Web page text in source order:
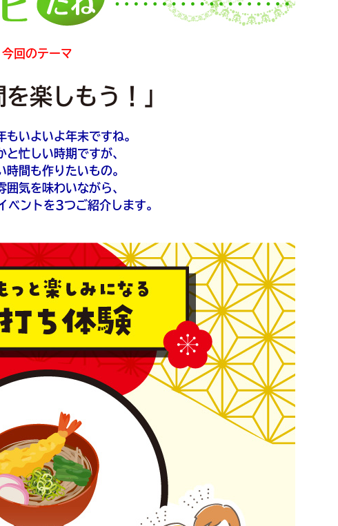
今回のテーマ
楽しもう！」
いよいよ年末ですね。
忙しい時期ですが、
間も作りたいもの。
気を味わいながら、
ベントを3つご紹介します。